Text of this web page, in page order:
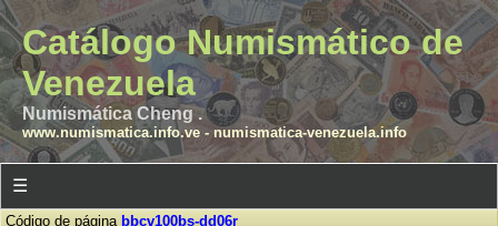
Catálogo Numismático de
Venezuela
Numismática Cheng .
www.numismatica.info.ve- numismatica-venezuela.info
☰
Código de página bbcv100bs-dd06r